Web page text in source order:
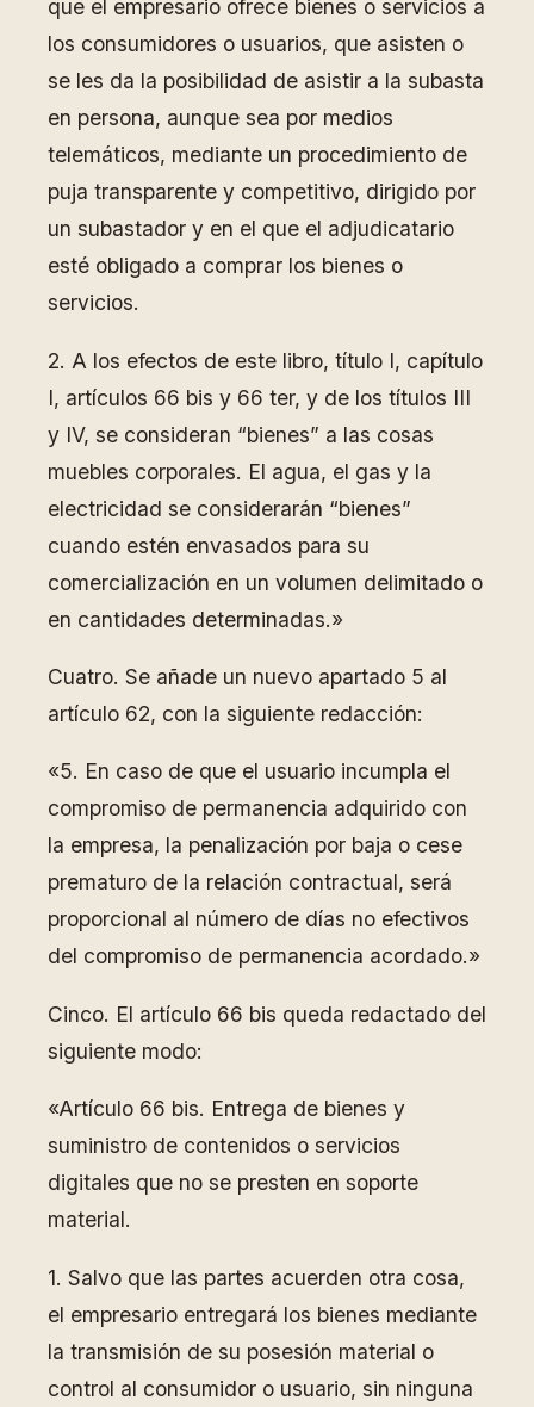
que el empresario ofrece bienes o servicios a
los consumidores o usuarios, que asisten o
se les da la posibilidad de asistir a la subasta
en persona, aunque sea por medios
telemáticos, mediante un procedimiento de
puja transparente y competitivo, dirigido por
un subastador y en el que el adjudicatario
esté obligado a comprar los bienes o
servicios.
2. A los efectos de este libro, título I, capítulo
I, artículos 66 bis y 66 ter, y de los títulos III
y IV, se consideran “bienes” a las cosas
muebles corporales. El agua, el gas y la
electricidad se considerarán “bienes”
cuando estén envasados para su
comercialización en un volumen delimitado o
en cantidades determinadas.»
Cuatro. Se añade un nuevo apartado 5 al
artículo 62, con la siguiente redacción:
«5. En caso de que el usuario incumpla el
compromiso de permanencia adquirido con
la empresa, la penalización por baja o cese
prematuro de la relación contractual, será
proporcional al número de días no efectivos
del compromiso de permanencia acordado.»
Cinco. El artículo 66 bis queda redactado del
siguiente modo:
«Artículo 66 bis. Entrega de bienes y
suministro de contenidos o servicios
digitales que no se presten en soporte
material.
1. Salvo que las partes acuerden otra cosa,
el empresario entregará los bienes mediante
la transmisión de su posesión material o
control al consumidor o usuario, sin ninguna